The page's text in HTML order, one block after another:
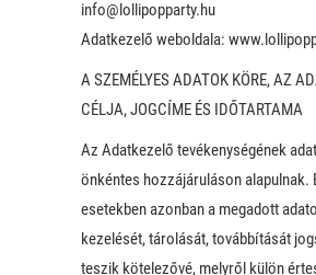
info@lollipopparty.hu
Adatkezelő weboldala:
A SZEMÉLYES ADATOK KÖRE, AZ
CÉLJA, JOGCÍME ÉS IDŐTARTAMA
Az Adatkezelő tevékenységének
önkéntes hozzájáruláson alapulnak.
esetekben azonban a megadott
kezelését, tárolását, továbbítását
teszik kötelezővé, melyről külön